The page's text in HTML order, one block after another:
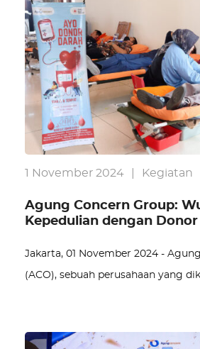
1 November 2024 Kegiatan
Agung Concern Group:
Kepedulian dengan
Jakarta, 01 November 2024 -
(ACO), sebuah perusahaan yang